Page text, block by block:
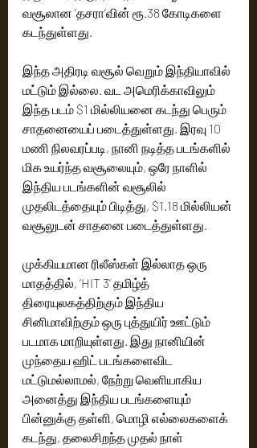
வசூலான ‘தசரா’வின் ரூ.38 கோடிகளை
கடந்துள்ளது.
இந்த அதிரடி வசூல் வெறும் இந்தியாவில்
மட்டும் இல்லை. வட அமெரிக்காவிலும்
இந்த படம் $1 மில்லியனை கடந்து பெரும்
சாதனையைப் படைத்துள்ளது. இரவு 10
மணி நிலவரப்படி, நானி நடித்த படங்களில்
மிக உயர்ந்த வசூலையும், ஒரே நாளில்
இந்திய படங்களின் வசூலில்
முதலிடத்தையும் பிடித்து, $1.18 மில்லியன்
வசூலுடன் சாதனை படைத்துள்ளது.
முக்கியமான ரிலீஸ்கள் இல்லாத ஒரு
மாதத்தில், ‘HIT 3’ தமிழ்த்
திரையுலகத்திற்கும் இந்திய
சினிமாவிற்கும் ஒரு புத்துயிர் ஊட்டும்
படமாக மாறியுள்ளது. இது நானியின்
முந்தைய ஹிட் படங்களைவிட
மட்டுமல்லாமல், நேற்று வெளியாகிய
அனைத்து இந்திய படங்களையும்
பின்னுக்கு தள்ளி, மொழி எல்லைகளைக்
கடந்து, தலைசிறந்த முதல் நாள்